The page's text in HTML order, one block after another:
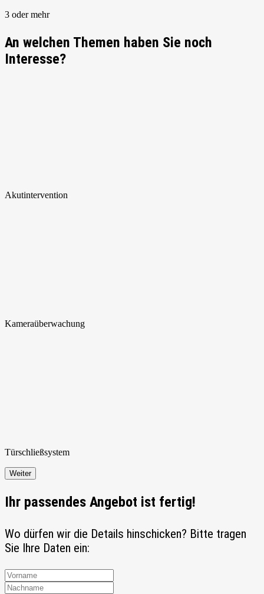
3 oder mehr
An welchen Themen haben Sie noch
Interesse?
Akutintervention
Kameraüberwachung
Türschließsystem
Weiter
Ihr passendes Angebot ist fertig!
Wo dürfen wir die Details hinschicken? Bitte tragen
Sie Ihre Daten ein: